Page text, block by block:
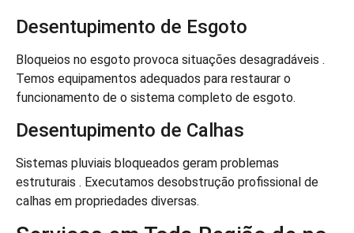
Desentupimento de Esgoto
Bloqueios no esgoto provoca situações desagradáveis .
Temos equipamentos adequados para restaurar o
funcionamento de o sistema completo de esgoto.
Desentupimento de Calhas
Sistemas pluviais bloqueados geram problemas
estruturais . Executamos desobstrução profissional de
calhas em propriedades diversas.